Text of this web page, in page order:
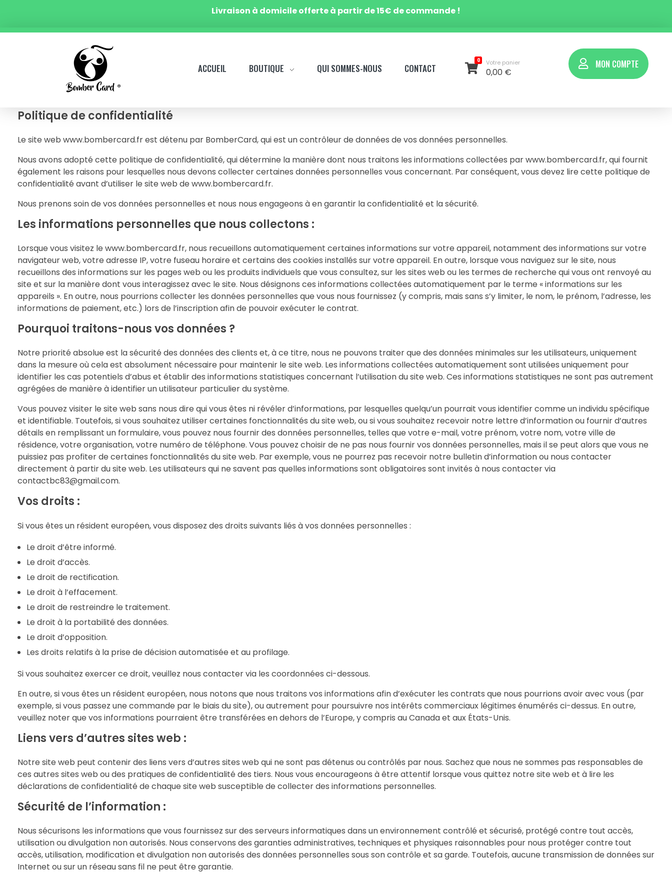
Livraison à domicile offerte à partir de 15€ de commande !
ACCUEIL BOUTIQUE QUI SOMMES-NOUS CONTACT
0 Votre panier
0,00 €
MON COMPTE
Politique de confidentialité
Le site web www.bombercard.fr est détenu par BomberCard, qui est un contrôleur de données de vos données personnelles.
Nous avons adopté cette politique de confidentialité, qui détermine la manière dont nous traitons les informations collectées par www.bombercard.fr, qui fournit
également les raisons pour lesquelles nous devons collecter certaines données personnelles vous concernant. Par conséquent, vous devez lire cette politique de
confidentialité avant d’utiliser le site web de www.bombercard.fr.
Nous prenons soin de vos données personnelles et nous nous engageons à en garantir la confidentialité et la sécurité.
Les informations personnelles que nous collectons :
Lorsque vous visitez le www.bombercard.fr, nous recueillons automatiquement certaines informations sur votre appareil, notamment des informations sur votre
navigateur web, votre adresse IP, votre fuseau horaire et certains des cookies installés sur votre appareil. En outre, lorsque vous naviguez sur le site, nous
recueillons des informations sur les pages web ou les produits individuels que vous consultez, sur les sites web ou les termes de recherche qui vous ont renvoyé au
site et sur la manière dont vous interagissez avec le site. Nous désignons ces informations collectées automatiquement par le terme « informations sur les
appareils ». En outre, nous pourrions collecter les données personnelles que vous nous fournissez (y compris, mais sans s’y limiter, le nom, le prénom, l’adresse, les
informations de paiement, etc.) lors de l’inscription afin de pouvoir exécuter le contrat.
Pourquoi traitons-nous vos données ?
Notre priorité absolue est la sécurité des données des clients et, à ce titre, nous ne pouvons traiter que des données minimales sur les utilisateurs, uniquement
dans la mesure où cela est absolument nécessaire pour maintenir le site web. Les informations collectées automatiquement sont utilisées uniquement pour
identifier les cas potentiels d’abus et établir des informations statistiques concernant l’utilisation du site web. Ces informations statistiques ne sont pas autrement
agrégées de manière à identifier un utilisateur particulier du système.
Vous pouvez visiter le site web sans nous dire qui vous êtes ni révéler d’informations, par lesquelles quelqu’un pourrait vous identifier comme un individu spécifique
et identifiable. Toutefois, si vous souhaitez utiliser certaines fonctionnalités du site web, ou si vous souhaitez recevoir notre lettre d’information ou fournir d’autres
détails en remplissant un formulaire, vous pouvez nous fournir des données personnelles, telles que votre e-mail, votre prénom, votre nom, votre ville de
résidence, votre organisation, votre numéro de téléphone. Vous pouvez choisir de ne pas nous fournir vos données personnelles, mais il se peut alors que vous ne
puissiez pas profiter de certaines fonctionnalités du site web. Par exemple, vous ne pourrez pas recevoir notre bulletin d’information ou nous contacter
directement à partir du site web. Les utilisateurs qui ne savent pas quelles informations sont obligatoires sont invités à nous contacter via
contactbc83@gmail.com.
Vos droits :
Si vous êtes un résident européen, vous disposez des droits suivants liés à vos données personnelles :
Le droit d’être informé.
Le droit d’accès.
Le droit de rectification.
Le droit à l’effacement.
Le droit de restreindre le traitement.
Le droit à la portabilité des données.
Le droit d’opposition.
Les droits relatifs à la prise de décision automatisée et au profilage.
Si vous souhaitez exercer ce droit, veuillez nous contacter via les coordonnées ci-dessous.
En outre, si vous êtes un résident européen, nous notons que nous traitons vos informations afin d’exécuter les contrats que nous pourrions avoir avec vous (par
exemple, si vous passez une commande par le biais du site), ou autrement pour poursuivre nos intérêts commerciaux légitimes énumérés ci-dessus. En outre,
veuillez noter que vos informations pourraient être transférées en dehors de l’Europe, y compris au Canada et aux États-Unis.
Liens vers d’autres sites web :
Notre site web peut contenir des liens vers d’autres sites web qui ne sont pas détenus ou contrôlés par nous. Sachez que nous ne sommes pas responsables de
ces autres sites web ou des pratiques de confidentialité des tiers. Nous vous encourageons à être attentif lorsque vous quittez notre site web et à lire les
déclarations de confidentialité de chaque site web susceptible de collecter des informations personnelles.
Sécurité de l’information :
Nous sécurisons les informations que vous fournissez sur des serveurs informatiques dans un environnement contrôlé et sécurisé, protégé contre tout accès,
utilisation ou divulgation non autorisés. Nous conservons des garanties administratives, techniques et physiques raisonnables pour nous protéger contre tout
accès, utilisation, modification et divulgation non autorisés des données personnelles sous son contrôle et sa garde. Toutefois, aucune transmission de données sur
Internet ou sur un réseau sans fil ne peut être garantie.